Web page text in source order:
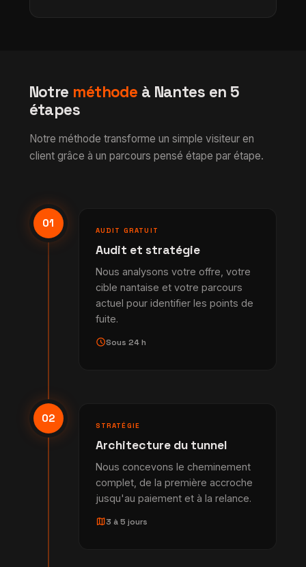
Notre méthode à Nantes en 5
étapes
Notre méthode transforme un simple visiteur en
client grâce à un parcours pensé étape par étape.
01
AUDIT GRATUIT
Audit et stratégie
Nous analysons votre offre, votre
cible nantaise et votre parcours
actuel pour identifier les points de
fuite.
scheduleSous 24 h
02
STRATÉGIE
Architecture du tunnel
Nous concevons le cheminement
complet, de la première accroche
jusqu'au paiement et à la relance.
map3 à 5 jours